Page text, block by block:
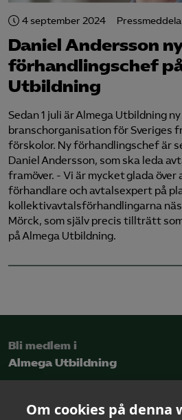
Om cookies på denna
Logga in på Arbetsgivarguiden
Sök på almegautbildning.se
4 september 2024
Daniel Andersson
förhandlingschef
Utbildning
Sedan 1 juli är Almega Utbildning
branschorganisation för Sveriges
förskolor. Ny förhandlingschef är
Daniel Andersson, som ska leda
framöver. - Vi är mycket glada
förhandlare och avtalsexpert på
kollektivavtalsförhandlingarna
Mörck, som själv precis tillträtt
på Almega Utbildning.
Bli medlem i
Almega Utbildning